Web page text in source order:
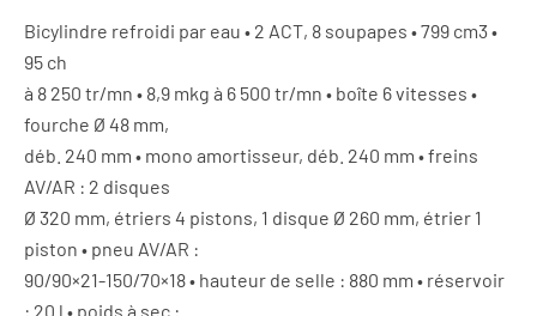
Bicylindre refroidi par eau • 2 ACT, 8 soupapes • 799 cm3 •
95 ch
à 8 250 tr/mn • 8,9 mkg à 6 500 tr/mn • boîte 6 vitesses •
fourche Ø 48 mm,
déb. 240 mm • mono amortisseur, déb. 240 mm • freins
AV/AR : 2 disques
Ø 320 mm, étriers 4 pistons, 1 disque Ø 260 mm, étrier 1
piston • pneu AV/AR :
90/90×21-150/70×18 • hauteur de selle : 880 mm • réservoir
: 20 l • poids à sec :